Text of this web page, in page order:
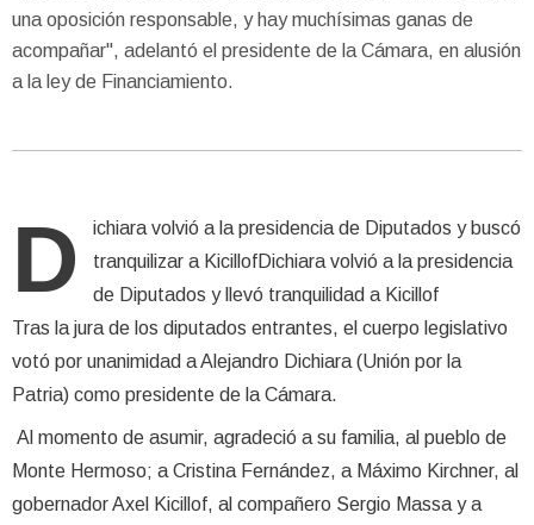
una oposición responsable, y hay muchísimas ganas de
acompañar", adelantó el presidente de la Cámara, en alusión
a la ley de Financiamiento.
D
ichiara volvió a la presidencia de Diputados y buscó
tranquilizar a KicillofDichiara volvió a la presidencia
de Diputados y llevó tranquilidad a Kicillof
Tras la jura de los diputados entrantes, el cuerpo legislativo
votó por unanimidad a Alejandro Dichiara (Unión por la
Patria) como presidente de la Cámara.
Al momento de asumir, agradeció a su familia, al pueblo de
Monte Hermoso; a Cristina Fernández, a Máximo Kirchner, al
gobernador Axel Kicillof, al compañero Sergio Massa y a